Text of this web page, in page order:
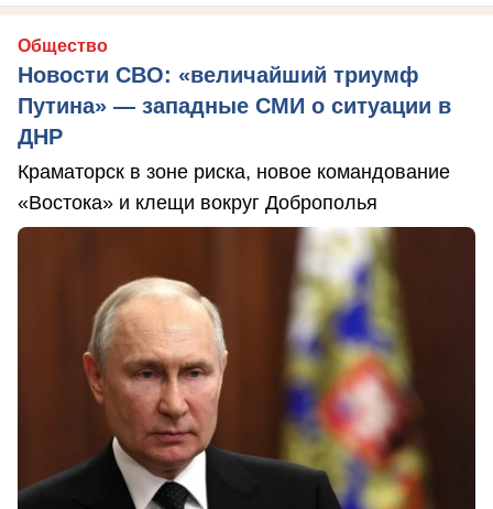
Общество
Новости СВО: «величайший триумф
Путина» — западные СМИ о ситуации в
ДНР
Краматорск в зоне риска, новое командование
«Востока» и клещи вокруг Доброполья